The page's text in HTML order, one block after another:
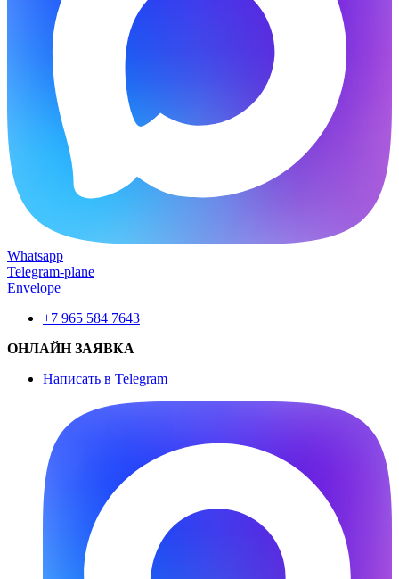
Whatsapp
Telegram-plane
Envelope
+7 965 584 7643
ОНЛАЙН ЗАЯВКА
Написать в Telegram